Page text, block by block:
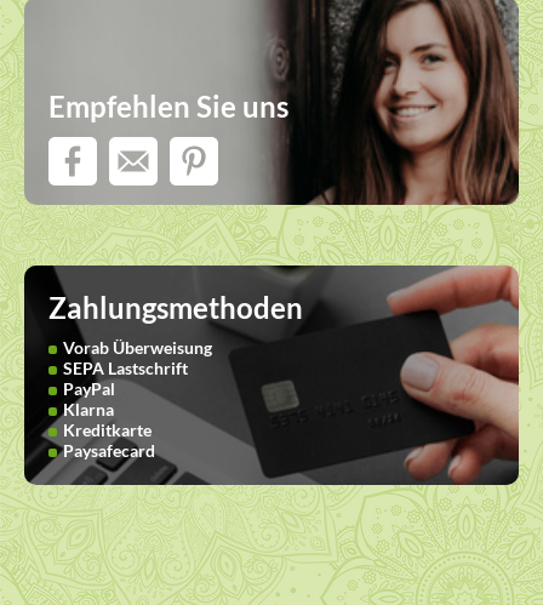
Empfehlen Sie uns
Zahlungsmethoden
Vorab Überweisung
SEPA Lastschrift
PayPal
Klarna
Kreditkarte
Paysafecard